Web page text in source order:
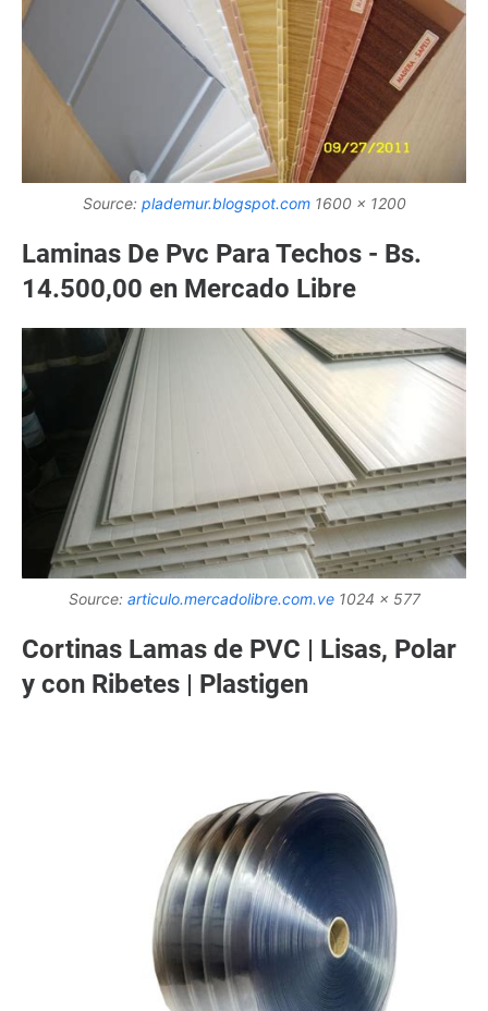
Source: plademur.blogspot.com1600 x 1200
Laminas De Pvc Para Techos - Bs.
14.500,00 en Mercado Libre
Source: articulo.mercadolibre.com.ve1024 x 577
Cortinas Lamas de PVC | Lisas, Polar
y con Ribetes | Plastigen